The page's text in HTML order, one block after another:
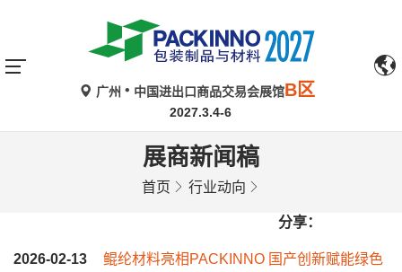
广州 中国进出口商品交易会展馆B区
2027.3.4-6
展商新闻稿
首页 行业动向
分享：
2026-02-13
鲲纶材料亮相PACKINNO 国产创新赋能绿色